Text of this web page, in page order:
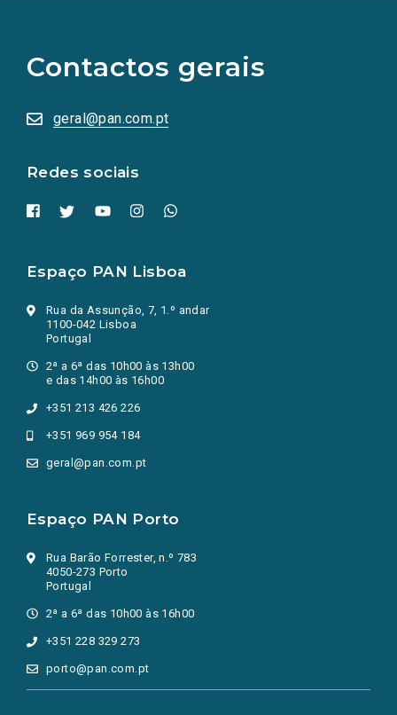
Contactos gerais
geral@pan.com.pt
Redes sociais
redes
sociais
numa
nova
Espaço PAN Lisboa
Rua da Assunção, 7, 1.º andar
1100-042 Lisboa
Portugal
2ª a 6ª das 10h00 às 13h00
e das 14h00 às 16h00
+351 213 426 226
+351 969 954 184
geral@pan.com.pt
Espaço PAN Porto
Rua Barão Forrester, n.º 783
4050-273 Porto
Portugal
2ª a 6ª das 10h00 às 16h00
+351 228 329 273
porto@pan.com.pt